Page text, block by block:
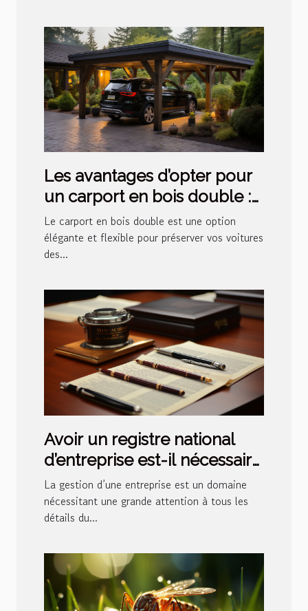
Les avantages d’opter pour
un carport en bois double :
un choix pratique et
esthétique pour votre
extérieur espace
Le carport en bois double est une option
élégante et flexible pour préserver vos voitures
des...
Avoir un registre national
d’entreprise est-il nécessaire
?
La gestion d’une entreprise est un domaine
nécessitant une grande attention à tous les
détails du...